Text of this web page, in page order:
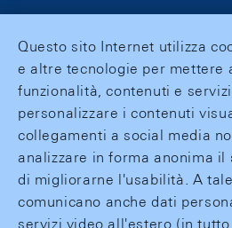
Questo sito Internet utilizza
e altre tecnologie per mettere
funzionalità, contenuti e
personalizzare i contenuti
collegamenti a social media
analizzare in forma anonima il
di migliorarne l'usabilità. A
comunicano anche dati
servizi video all'estero (in